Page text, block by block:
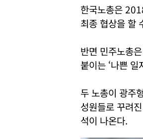
한국노총은
최종 협상을 할
반면 민주노총
붙이는 ‘나쁜
두 노총이 광주
성원들로 꾸려
석이 나온다.